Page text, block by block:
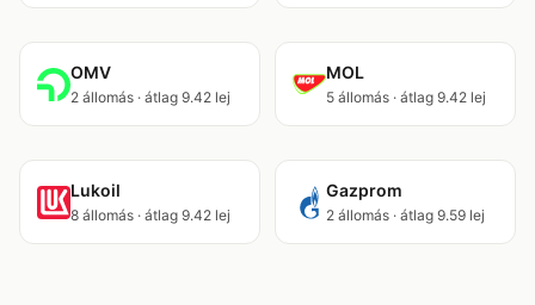
OMV
2 állomás · átlag 9.42 lej
MOL
5 állomás · átlag 9.42 lej
Lukoil
8 állomás · átlag 9.42 lej
Gazprom
2 állomás · átlag 9.59 lej